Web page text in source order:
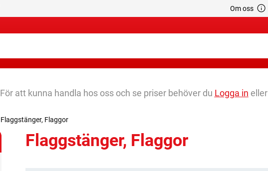
Om oss
För att kunna handla hos oss och se priser behöver du Logga in eller
Flaggstänger, Flaggor
Flaggstänger, Flaggor